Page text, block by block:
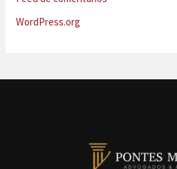
WordPress.org